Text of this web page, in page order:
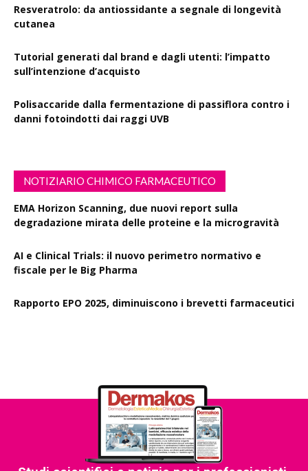
Resveratrolo: da antiossidante a segnale di longevità
cutanea
Tutorial generati dal brand e dagli utenti: l’impatto
sull’intenzione d’acquisto
Polisaccaride dalla fermentazione di passiflora contro i
danni fotoindotti dai raggi UVB
NOTIZIARIO CHIMICO FARMACEUTICO
EMA Horizon Scanning, due nuovi report sulla
degradazione mirata delle proteine e la microgravità
AI e Clinical Trials: il nuovo perimetro normativo e
fiscale per le Big Pharma
Rapporto EPO 2025, diminuiscono i brevetti farmaceutici